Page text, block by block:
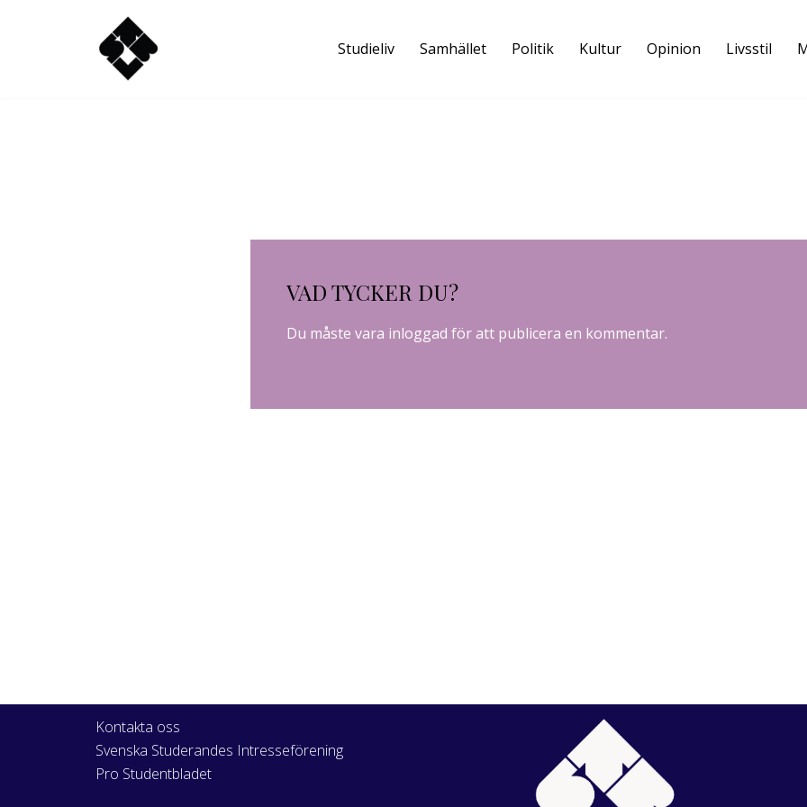
Studieliv Samhället Politik Kultur Opinion Livsstil
VAD TYCKER DU?
Du måste vara inloggad för att publicera en kommentar.
Kontakta oss
Svenska Studerandes Intresseförening
Pro Studentbladet